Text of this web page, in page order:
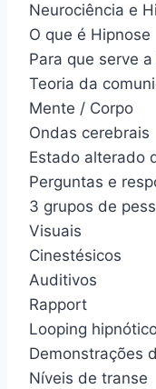
Neurociência e
O que é Hipnose
Para que serve
Teoria da
Mente / Corpo ​
Ondas cerebrais
Estado alterado
Perguntas e
3 grupos de
Visuais
Cinestésicos
Auditivos
Rapport
Looping
Demonstrações
Níveis de transe